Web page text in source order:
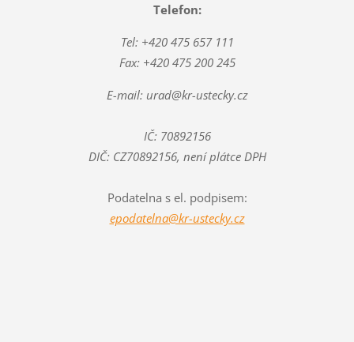
Telefon:
Tel: +420 475 657 111
Fax: +420 475 200 245
E-mail: urad@kr-ustecky.cz
IČ: 70892156
DIČ: CZ70892156, není plátce DPH
Podatelna s el. podpisem:
epodatelna@kr-ustecky.cz